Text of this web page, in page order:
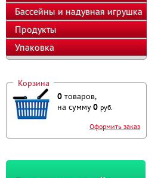
оборудование
Бассейны и надувная игрушка
Продукты
Упаковка
Корзина
0 товаров,
на сумму0 руб.
Оформить заказ